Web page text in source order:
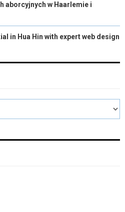
aborcyjnych w Haarlemie i
in Hua Hin with expert web design